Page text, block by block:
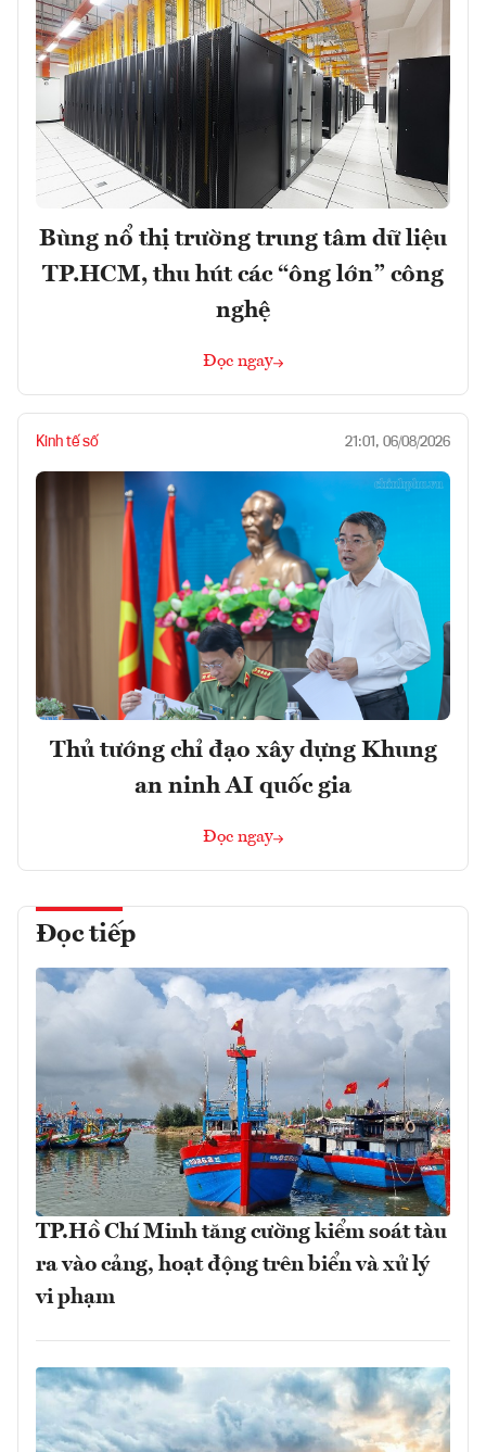
Bùng nổ thị trường trung tâm dữ liệu
TP.HCM, thu hút các “ông lớn” công
nghệ
Đọc ngay
Kinh tế số 21:01, 06/08/2026
Thủ tướng chỉ đạo xây dựng Khung
an ninh AI quốc gia
Đọc ngay
Đọc tiếp
TP.Hồ Chí Minh tăng cường kiểm soát tàu
ra vào cảng, hoạt động trên biển và xử lý
vi phạm